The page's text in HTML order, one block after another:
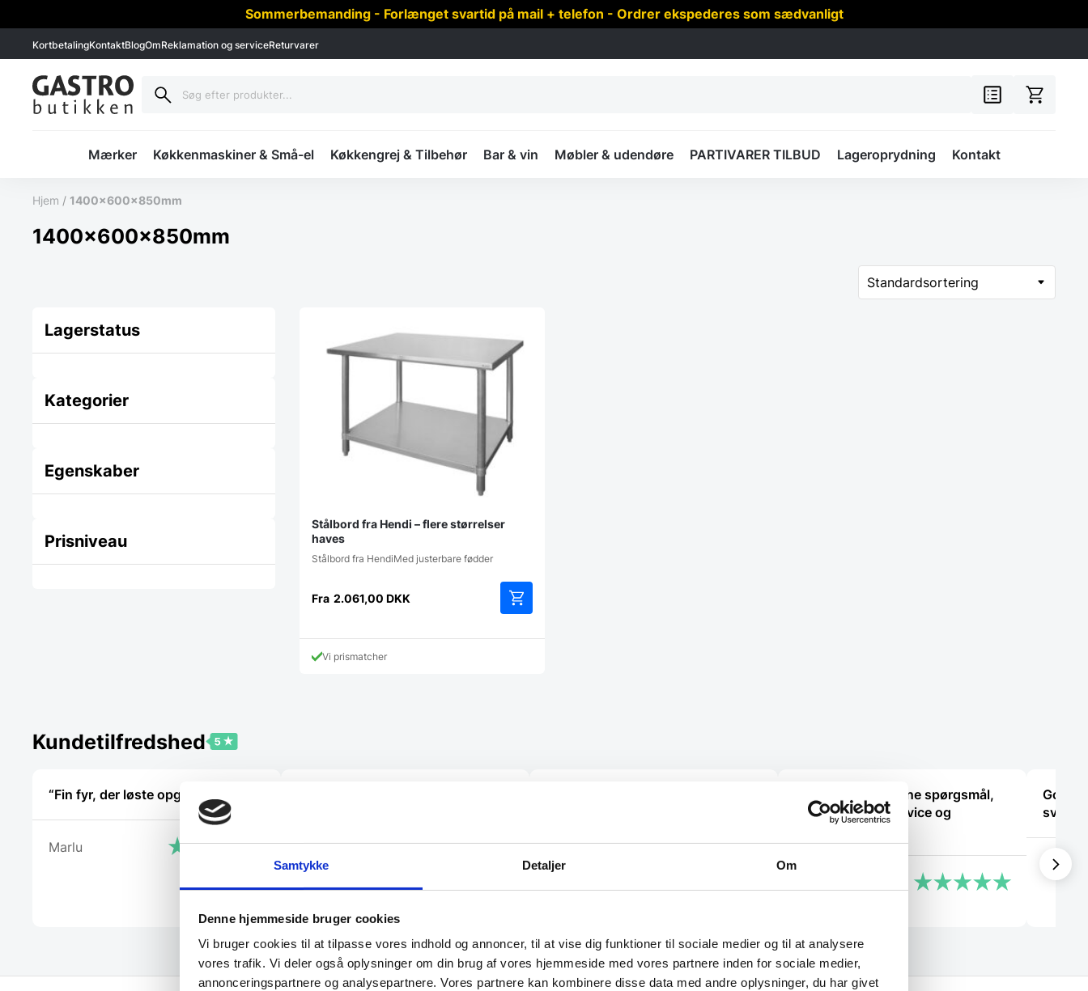
Samtykke Detaljer Om
Denne hjemmeside bruger cookies
Vi bruger cookies til at tilpasse vores indhold og annoncer, til at vise dig funktioner til sociale medier og til at analysere
vores trafik. Vi deler også oplysninger om din brug af vores hjemmeside med vores partnere inden for sociale medier,
annonceringspartnere og analysepartnere. Vores partnere kan kombinere disse data med andre oplysninger, du har givet
Sommerbemanding - Forlænget svartid på mail + telefon - Ordrer ekspederes som sædvanligt
KortbetalingKontaktBlogOmReklamation og serviceReturvarer
Mærker Køkkenmaskiner & Små-el Køkkengrej & Tilbehør Bar & vin Møbler & udendøre PARTIVARER TILBUD Lageroprydning Kontakt
Hjem / 1400x600x850mm
1400x600x850mm
Lagerstatus
Kategorier
Egenskaber
Prisniveau
Stålbord fra Hendi – flere størrelser
haves
Stålbord fra HendiMed justerbare fødder
Fra 2.061,00 DKK
vare
Vi prismatcher
Kundetilfredshed
“Fin fyr, der løste opgaven”
Marlu
Laila
fornøjelse skrive niget”
“Jeg fik svar på mine spørgsmål,
og der var god service og
tålmodighed.”
God
svaret
Kaj